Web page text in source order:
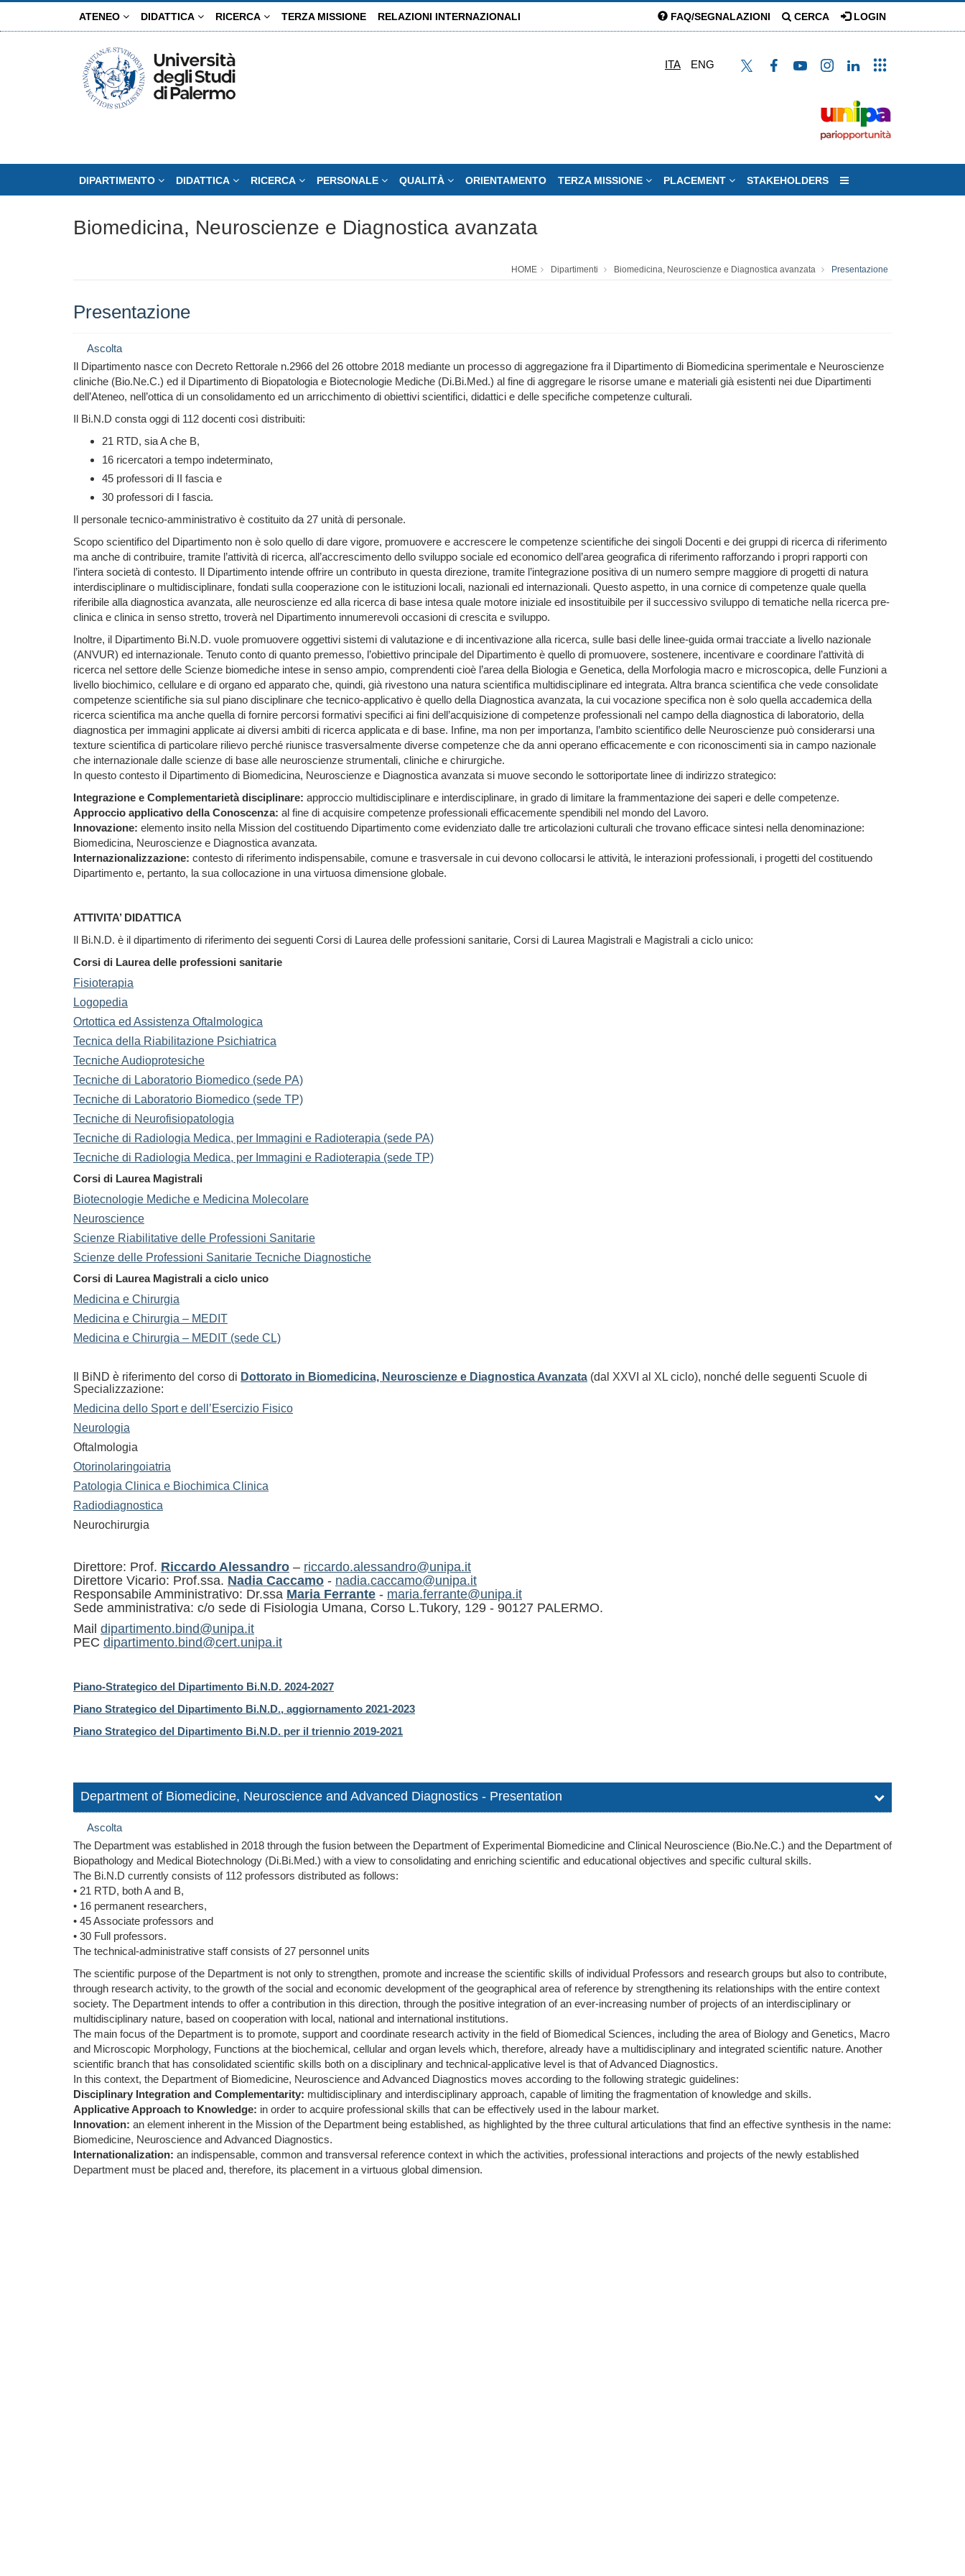
ATENEO DIDATTICA RICERCA TERZA MISSIONE RELAZIONI INTERNAZIONALI FAQ/SEGNALAZIONI CERCA LOGIN
ITA ENG
DIPARTIMENTO DIDATTICA RICERCA PERSONALE QUALITÀ ORIENTAMENTO TERZA MISSIONE PLACEMENT STAKEHOLDERS
Biomedicina, Neuroscienze e Diagnostica avanzata
HOME Dipartimenti Biomedicina, Neuroscienze e Diagnostica avanzata Presentazione
Presentazione
Ascolta
Il Dipartimento nasce con Decreto Rettorale n.2966 del 26 ottobre 2018 mediante un processo di aggregazione fra il Dipartimento di Biomedicina sperimentale e Neuroscienze
cliniche (Bio.Ne.C.) ed il Dipartimento di Biopatologia e Biotecnologie Mediche (Di.Bi.Med.) al fine di aggregare le risorse umane e materiali già esistenti nei due Dipartimenti
dell’Ateneo, nell’ottica di un consolidamento ed un arricchimento di obiettivi scientifici, didattici e delle specifiche competenze culturali.
Il Bi.N.D consta oggi di 112 docenti così distribuiti:
21 RTD, sia A che B,
16 ricercatori a tempo indeterminato,
45 professori di II fascia e
30 professori di I fascia.
Il personale tecnico-amministrativo è costituito da 27 unità di personale.
Scopo scientifico del Dipartimento non è solo quello di dare vigore, promuovere e accrescere le competenze scientifiche dei singoli Docenti e dei gruppi di ricerca di riferimento
ma anche di contribuire, tramite l’attività di ricerca, all’accrescimento dello sviluppo sociale ed economico dell’area geografica di riferimento rafforzando i propri rapporti con
l’intera società di contesto. Il Dipartimento intende offrire un contributo in questa direzione, tramite l’integrazione positiva di un numero sempre maggiore di progetti di natura
interdisciplinare o multidisciplinare, fondati sulla cooperazione con le istituzioni locali, nazionali ed internazionali. Questo aspetto, in una cornice di competenze quale quella
riferibile alla diagnostica avanzata, alle neuroscienze ed alla ricerca di base intesa quale motore iniziale ed insostituibile per il successivo sviluppo di tematiche nella ricerca pre-
clinica e clinica in senso stretto, troverà nel Dipartimento innumerevoli occasioni di crescita e sviluppo.
Inoltre, il Dipartimento Bi.N.D. vuole promuovere oggettivi sistemi di valutazione e di incentivazione alla ricerca, sulle basi delle linee-guida ormai tracciate a livello nazionale
(ANVUR) ed internazionale. Tenuto conto di quanto premesso, l’obiettivo principale del Dipartimento è quello di promuovere, sostenere, incentivare e coordinare l’attività di
ricerca nel settore delle Scienze biomediche intese in senso ampio, comprendenti cioè l’area della Biologia e Genetica, della Morfologia macro e microscopica, delle Funzioni a
livello biochimico, cellulare e di organo ed apparato che, quindi, già rivestono una natura scientifica multidisciplinare ed integrata. Altra branca scientifica che vede consolidate
competenze scientifiche sia sul piano disciplinare che tecnico-applicativo è quello della Diagnostica avanzata, la cui vocazione specifica non è solo quella accademica della
ricerca scientifica ma anche quella di fornire percorsi formativi specifici ai fini dell’acquisizione di competenze professionali nel campo della diagnostica di laboratorio, della
diagnostica per immagini applicate ai diversi ambiti di ricerca applicata e di base. Infine, ma non per importanza, l’ambito scientifico delle Neuroscienze può considerarsi una
texture scientifica di particolare rilievo perché riunisce trasversalmente diverse competenze che da anni operano efficacemente e con riconoscimenti sia in campo nazionale
che internazionale dalle scienze di base alle neuroscienze strumentali, cliniche e chirurgiche.
In questo contesto il Dipartimento di Biomedicina, Neuroscienze e Diagnostica avanzata si muove secondo le sottoriportate linee di indirizzo strategico:
Integrazione e Complementarietà disciplinare: approccio multidisciplinare e interdisciplinare, in grado di limitare la frammentazione dei saperi e delle competenze.
Approccio applicativo della Conoscenza: al fine di acquisire competenze professionali efficacemente spendibili nel mondo del Lavoro.
Innovazione: elemento insito nella Mission del costituendo Dipartimento come evidenziato dalle tre articolazioni culturali che trovano efficace sintesi nella denominazione:
Biomedicina, Neuroscienze e Diagnostica avanzata.
Internazionalizzazione: contesto di riferimento indispensabile, comune e trasversale in cui devono collocarsi le attività, le interazioni professionali, i progetti del costituendo
Dipartimento e, pertanto, la sua collocazione in una virtuosa dimensione globale.
ATTIVITA’ DIDATTICA
Il Bi.N.D. è il dipartimento di riferimento dei seguenti Corsi di Laurea delle professioni sanitarie, Corsi di Laurea Magistrali e Magistrali a ciclo unico:
Corsi di Laurea delle professioni sanitarie
Fisioterapia
Logopedia
Ortottica ed Assistenza Oftalmologica
Tecnica della Riabilitazione Psichiatrica
Tecniche Audioprotesiche
Tecniche di Laboratorio Biomedico (sede PA)
Tecniche di Laboratorio Biomedico (sede TP)
Tecniche di Neurofisiopatologia
Tecniche di Radiologia Medica, per Immagini e Radioterapia (sede PA)
Tecniche di Radiologia Medica, per Immagini e Radioterapia (sede TP)
Corsi di Laurea Magistrali
Biotecnologie Mediche e Medicina Molecolare
Neuroscience
Scienze Riabilitative delle Professioni Sanitarie
Scienze delle Professioni Sanitarie Tecniche Diagnostiche
Corsi di Laurea Magistrali a ciclo unico
Medicina e Chirurgia
Medicina e Chirurgia – MEDIT
Medicina e Chirurgia – MEDIT (sede CL)
Il BiND è riferimento del corso di Dottorato in Biomedicina, Neuroscienze e Diagnostica Avanzata (dal XXVI al XL ciclo), nonché delle seguenti Scuole di
Specializzazione:
Medicina dello Sport e dell’Esercizio Fisico
Neurologia
Oftalmologia
Otorinolaringoiatria
Patologia Clinica e Biochimica Clinica
Radiodiagnostica
Neurochirurgia
Direttore: Prof. Riccardo Alessandro – riccardo.alessandro@unipa.it
Direttore Vicario: Prof.ssa. Nadia Caccamo - nadia.caccamo@unipa.it
Responsabile Amministrativo: Dr.ssa Maria Ferrante - maria.ferrante@unipa.it
Sede amministrativa: c/o sede di Fisiologia Umana, Corso L.Tukory, 129 - 90127 PALERMO.
Mail dipartimento.bind@unipa.it
PEC dipartimento.bind@cert.unipa.it
Piano-Strategico del Dipartimento Bi.N.D. 2024-2027
Piano Strategico del Dipartimento Bi.N.D., aggiornamento 2021-2023
Piano Strategico del Dipartimento Bi.N.D. per il triennio 2019-2021
Department of Biomedicine, Neuroscience and Advanced Diagnostics - Presentation
Ascolta
The Department was established in 2018 through the fusion between the Department of Experimental Biomedicine and Clinical Neuroscience (Bio.Ne.C.) and the Department of
Biopathology and Medical Biotechnology (Di.Bi.Med.) with a view to consolidating and enriching scientific and educational objectives and specific cultural skills.
The Bi.N.D currently consists of 112 professors distributed as follows:
• 21 RTD, both A and B,
• 16 permanent researchers,
• 45 Associate professors and
• 30 Full professors.
The technical-administrative staff consists of 27 personnel units
The scientific purpose of the Department is not only to strengthen, promote and increase the scientific skills of individual Professors and research groups but also to contribute,
through research activity, to the growth of the social and economic development of the geographical area of reference by strengthening its relationships with the entire context
society. The Department intends to offer a contribution in this direction, through the positive integration of an ever-increasing number of projects of an interdisciplinary or
multidisciplinary nature, based on cooperation with local, national and international institutions.
The main focus of the Department is to promote, support and coordinate research activity in the field of Biomedical Sciences, including the area of Biology and Genetics, Macro
and Microscopic Morphology, Functions at the biochemical, cellular and organ levels which, therefore, already have a multidisciplinary and integrated scientific nature. Another
scientific branch that has consolidated scientific skills both on a disciplinary and technical-applicative level is that of Advanced Diagnostics.
In this context, the Department of Biomedicine, Neuroscience and Advanced Diagnostics moves according to the following strategic guidelines:
Disciplinary Integration and Complementarity: multidisciplinary and interdisciplinary approach, capable of limiting the fragmentation of knowledge and skills.
Applicative Approach to Knowledge: in order to acquire professional skills that can be effectively used in the labour market.
Innovation: an element inherent in the Mission of the Department being established, as highlighted by the three cultural articulations that find an effective synthesis in the name:
Biomedicine, Neuroscience and Advanced Diagnostics.
Internationalization: an indispensable, common and transversal reference context in which the activities, professional interactions and projects of the newly established
Department must be placed and, therefore, its placement in a virtuous global dimension.